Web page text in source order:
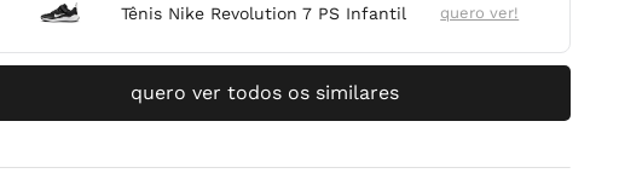
Tênis Nike Revolution 7 PS Infantil quero ver!
quero ver todos os similares